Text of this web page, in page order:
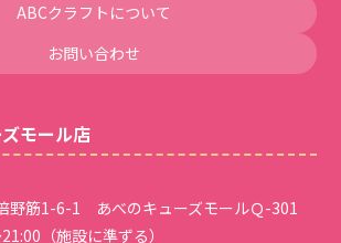
ABCクラフトについて
お問い合わせ
モール店
野筋1-6-1 あべのキューズモールＱ-301
（施設に準ずる）